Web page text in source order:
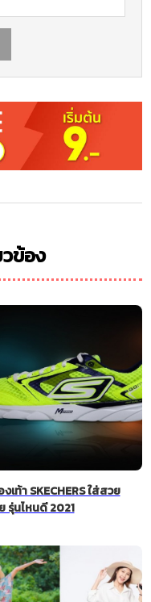
ข้อง
งเท้า SKECHERS ใส่สวย
รุ่นไหนดี 2021